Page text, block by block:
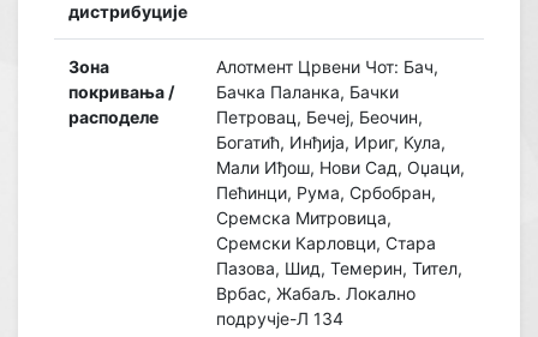
дистрибуције
Зона
покривања /
расподеле
Алотмент Црвени Чот: Бач,
Бачка Паланка, Бачки
Петровац, Бечеј, Беочин,
Богатић, Инђија, Ириг, Кула,
Мали Иђош, Нови Сад, Оџаци,
Пећинци, Рума, Србобран,
Сремска Митровица,
Сремски Карловци, Стара
Пазова, Шид, Темерин, Тител,
Врбас, Жабаљ. Локално
подручје-Л 134